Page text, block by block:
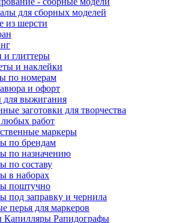
для сборных моделей
из шерсти
и глиттеры
и наклейки
по номерам
и офорт
выжигания
заготовки для творчества
работ
маркеры
по брендам
по назначению
по составу
в наборах
поштучно
под заправку и чернила
перья для маркеров
Капилляры Рапидографы